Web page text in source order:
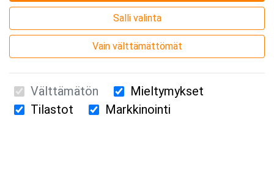
Suomen Ensiapukoulutus Oy / Valimotie 21 / 00380 Helsinki
Salli valinta
Vain välttämättömät
Välttämätön
Mieltymykset
Tilastot
Markkinointi